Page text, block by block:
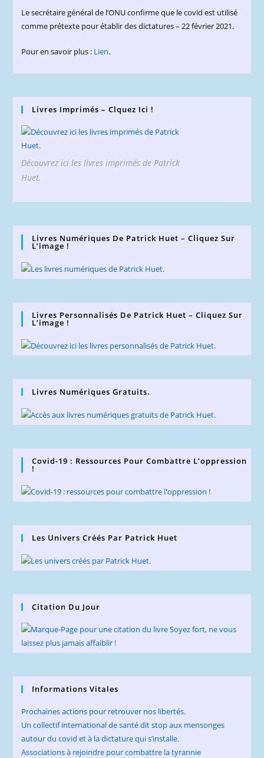
Le secrétaire général de l’ONU confirme que le covid est utilisé
comme prétexte pour établir des dictatures – 22 février 2021.
Pour en savoir plus : Lien.
Livres Imprimés – Clquez Ici !
Découvrez ici les livres imprimés de Patrick
Huet.
Livres Numériques De Patrick Huet – Cliquez Sur
L’image !
Livres Personnalisés De Patrick Huet – Cliquez Sur
L’image !
Livres Numériques Gratuits.
Covid-19 : Ressources Pour Combattre L’oppression
!
Les Univers Créés Par Patrick Huet
Citation Du Jour
Informations Vitales
Prochaines actions pour retrouver nos libertés.
Un collectif international de santé dit stop aux mensonges
autour du covid et à la dictature qui s’installe.
Associations à rejoindre pour combattre la tyrannie